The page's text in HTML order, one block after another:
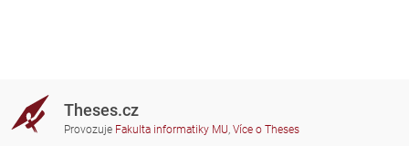
Theses.cz
Provozuje Fakulta informatiky MU, Více o Theses